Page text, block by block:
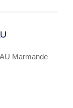
Marmande